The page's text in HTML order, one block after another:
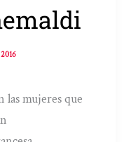
las mujeres que